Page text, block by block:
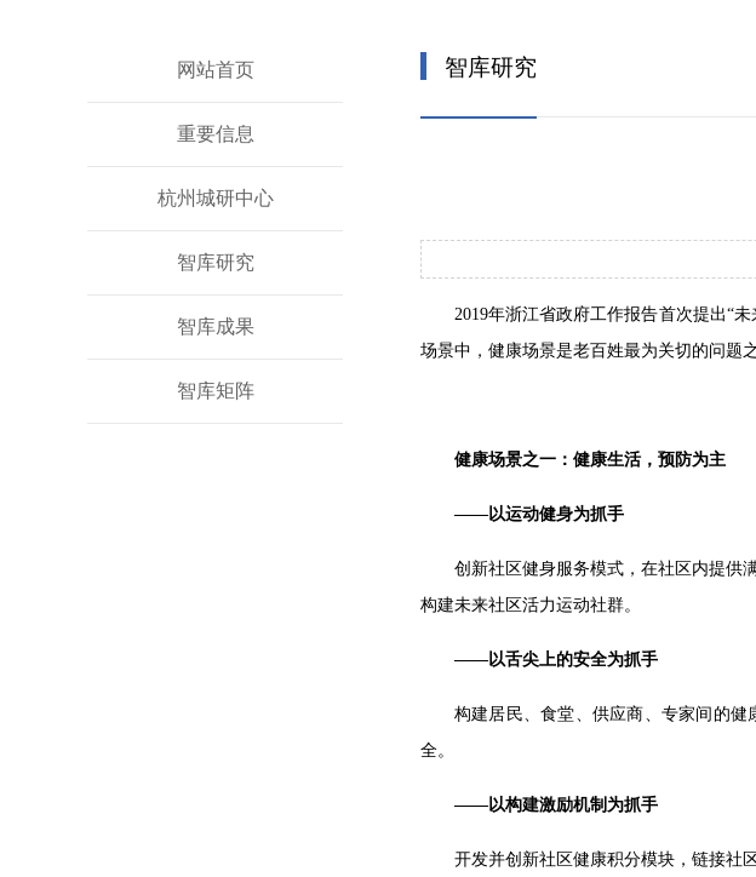
网站首页
重要信息
杭州城研中心
智库研究
智库成果
智库矩阵
智库研究
2019年浙江省政府工作报告首次提出“
场景中，健康场景是老百姓最为关切的问题之
健康场景之一：健康生活，预防为主
——以运动健身为抓手
创新社区健身服务模式，在社区内提供
构建未来社区活力运动社群。
——以舌尖上的安全为抓手
构建居民、食堂、供应商、专家间的
全。
——以构建激励机制为抓手
开发并创新社区健康积分模块，链接